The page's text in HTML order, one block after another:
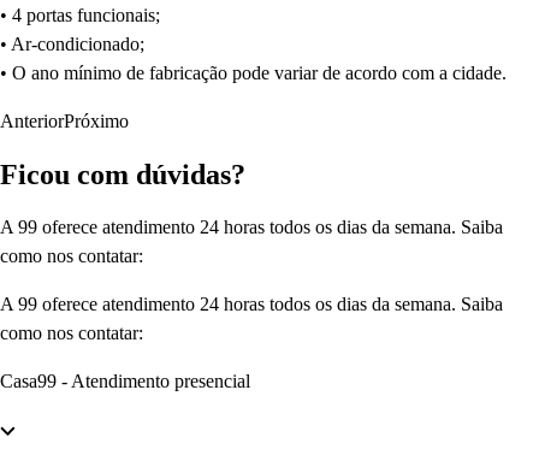
• 4 portas funcionais;
• Ar-condicionado;
• O ano mínimo de fabricação pode variar de acordo com a cidade.
AnteriorPróximo
Ficou com dúvidas?
A 99 oferece atendimento 24 horas todos os dias da semana. Saiba
como nos contatar:
A 99 oferece atendimento 24 horas todos os dias da semana. Saiba
como nos contatar:
Casa99 - Atendimento presencial